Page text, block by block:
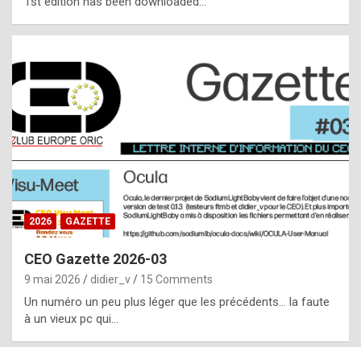
t
t
s
t
a
s
i
e
f
2026 GAZETTE
CEO Gazette 2026-03
9 mai 2026 didier_v 15 Comments
Un numéro un peu plus léger que les précédents… la faute
à un vieux pc qui…